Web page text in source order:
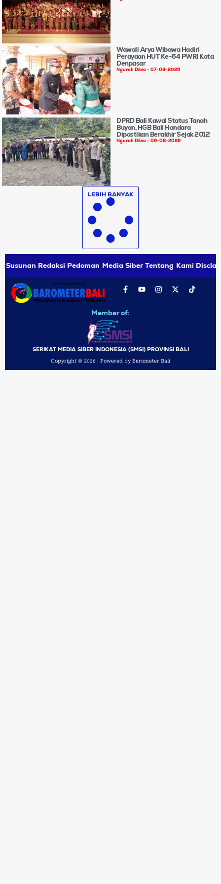
Wawali Arya Wibawa Hadiri
Perayaan HUT Ke-64 PWRI Kota
Denpasar
Ngurah Dibia 07-08-2026
DPRD Bali Kawal Status Tanah
Buyan, HGB Bali Handara
Dipastikan Berakhir Sejak 2012
Ngurah Dibia 06-08-2026
LEBIH BANYAK
Susunan Redaksi Pedoman Media Siber Tentang Kami
Member of:
SERIKAT MEDIA SIBER INDONESIA (SMSI) PROVINSI BALI
Copyright © 2026 | Powered by Barometer Bali